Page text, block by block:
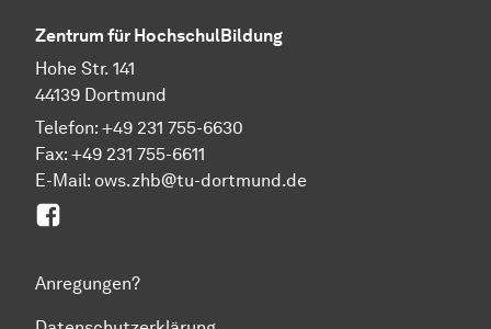
Zentrum für HochschulBildung
Hohe Str. 141
44139 Dortmund
Telefon: +49 231 755-6630
Fax: +49 231 755-6611
E-Mail: ows.zhb@tu-dortmund.de
Anregungen?